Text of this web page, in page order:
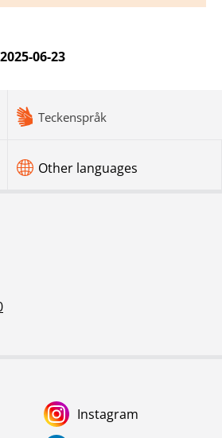
2025-06-23
Teckenspråk
Other languages
Instagram